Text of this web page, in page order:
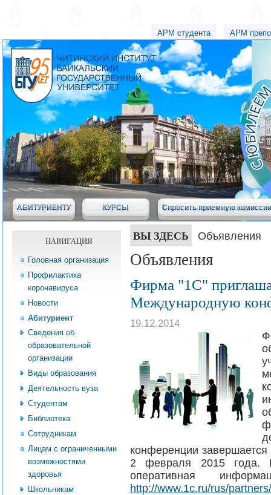
АРМ студента АРМ
АБИТУРИЕНТУ КУРСЫ Спросить приемную
НАВИГАЦИЯ
Головная организация
Профилактика
коронавируса
Новости
Абитуриент
Сведения об
образовательной
организации
Виды образования
Деятельность вуза
Студентам
Библиотека
Сотрудникам
Лицам с ограниченными
возможностями
здоровья
Школьникам
ВЫ ЗДЕСЬ Объявления
Объявления
Фирма "1С"
Международную
19.12.2014
конференции
2 февраля 2015 года.
оперативная
http://www.1c.ru/rus/